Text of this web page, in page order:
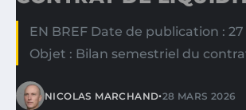
EN BREF Date de publication :
Objet : Bilan semestriel du
NICOLAS MARCHAND•28 MARS 2026